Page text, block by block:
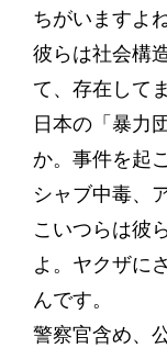
ちがいますよね
彼らは社会構
て、存在して
日本の「暴力
か。事件を起
シャブ中毒、
こいつらは彼
よ。ヤクザに
んです。
警察官含め、